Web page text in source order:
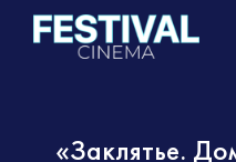
«Заклятье.